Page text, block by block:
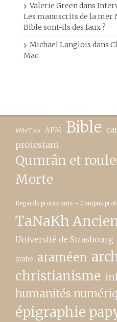
Valerie Greendans
Les manuscrits de la mer
Bible sont-ils des faux ?
Michael Langlois dans
Mac
#MeToo APM Bible
protestant
Qumrân et
Morte
Regards protestants – Campus
TaNaKh
Université de Strasbourg
arabe araméen
christianisme
humanités
épigraphie